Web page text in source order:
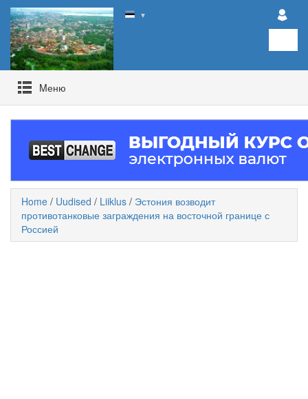
▼
Mеню
Home / Uudised / Liiklus / Эстония возводит
противотанковые заграждения на восточной границе с
Россией